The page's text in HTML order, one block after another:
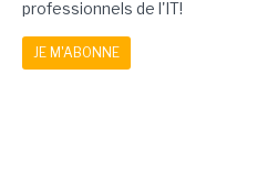
professionnels de l'IT!
JE M'ABONNE